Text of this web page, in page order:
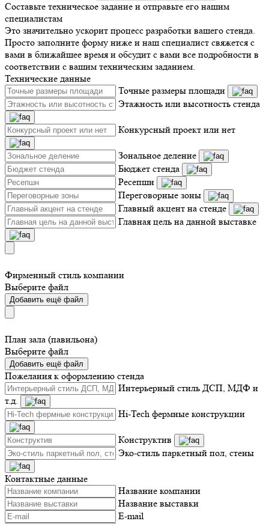
Составьте техническое задание и отправьте его нашим
специалистам
Это значительно ускорит процесс разработки вашего стенда.
Просто заполните форму ниже и наш специалист свяжется с
вами в ближайшее время и обсудит с вами все подробности в
соответствии с вашим техническим заданием.
Технические данные
Точные размеры площади
Этажность или высотность стенда
Конкурсный проект или нет
Зональное деление
Бюджет стенда
Ресепшн
Переговорные зоны
Главный акцент на стенде
Главная цель на данной выставке
Фирменный стиль компании
Выберите файл
Добавить ещё файл
План зала (павильона)
Выберите файл
Добавить ещё файл
Пожелания к оформлению стенда
Интерьерный стиль ДСП, МДФ и
т.д.
Hi-Tech фермные конструкции
Конструктив
Эко-стиль паркетный пол, стены
Контактные данные
Название компании
Название выставки
E-mail